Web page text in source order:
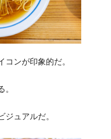
ンが印象的だ。
ジュアルだ。